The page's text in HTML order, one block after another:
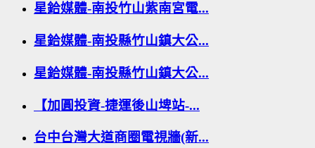
星鉿媒體-南投竹山紫南宮電...
星鉿媒體-南投縣竹山鎮大公...
星鉿媒體-南投縣竹山鎮大公...
【加圓投資-捷運後山埤站-...
台中台灣大道商圈電視牆(新...